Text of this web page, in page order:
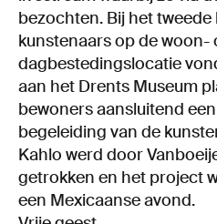
bezochten. Bij het
kunstenaars op de woon-
dagbestedingslocatie
aan het Drents Museum
bewoners aansluitend
begeleiding van de
Kahlo werd door
getrokken en het project
een Mexicaanse avond.